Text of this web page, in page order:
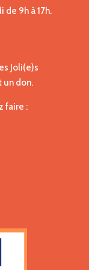
de 9h à 17h.
Joli(e)s
un don.
faire :